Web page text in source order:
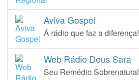
Aviva Gospel
Á rádio que faz a diferença!
Web Rádio Deus Sara
Seu Remédio Sobrenatural